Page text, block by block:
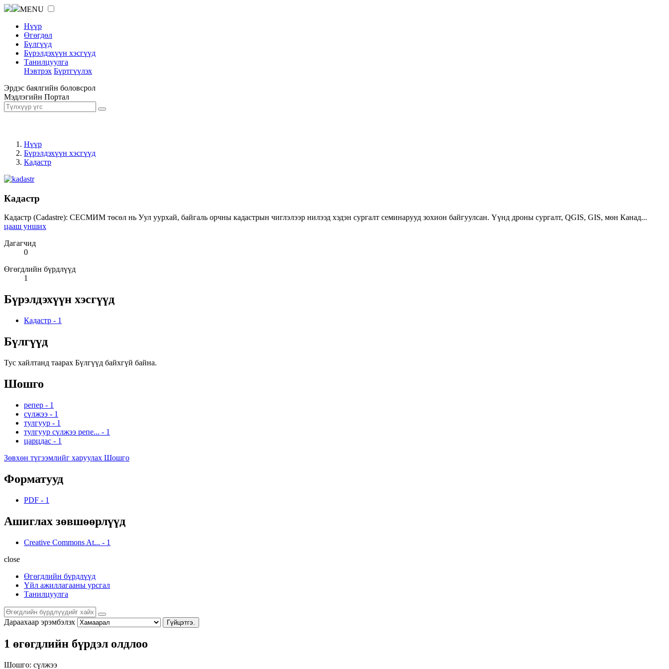
MENU
Нүүр
Өгөгдөл
Бүлгүүд
Бүрэлдэхүүн хэсгүүд
Танилцуулга
Нэвтрэх Бүртгүүлэх
Эрдэс баялгийн боловсрол
Мэдлэгийн Портал
Нүүр
Бүрэлдэхүүн хэсгүүд
Кадастр
Кадастр
Кадастр (Cadastre): СЕСМИМ төсөл нь Уул уурхай, байгаль орчны кадастрын чиглэлээр нилээд хэдэн сургалт семинарууд зохион байгуулсан. Үүнд дроны сургалт, QGIS, GIS, мөн Канад...
цааш унших
Дагагчид
0
Өгөгдлийн бүрдлүүд
1
Бүрэлдэхүүн хэсгүүд
Кадастр - 1
Бүлгүүд
Тус хайлтанд таарах Бүлгүүд байхгүй байна.
Шошго
репер - 1
сүлжээ - 1
тулгуур - 1
тулгуур сүлжээ репе... - 1
царцдас - 1
Зөвхөн түгээмлийг харуулах Шошго
Форматууд
PDF - 1
Ашиглах зөвшөөрлүүд
Creative Commons At... - 1
close
Өгөгдлийн бүрдлүүд
Үйл ажиллагааны урсгал
Танилцуулга
Дараахаар эрэмбэлэх Гүйцэтгэ.
1 өгөгдлийн бүрдэл олдлоо
Шошго: сүлжээ